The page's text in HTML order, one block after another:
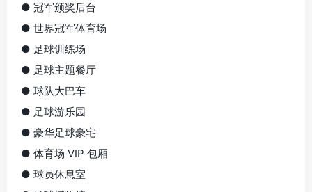
● 冠军颁奖后台
● 世界冠军体育场
● 足球训练场
● 足球主题餐厅
● 球队大巴车
● 足球游乐园
● 豪华足球豪宅
● 体育场 VIP 包厢
● 球员休息室